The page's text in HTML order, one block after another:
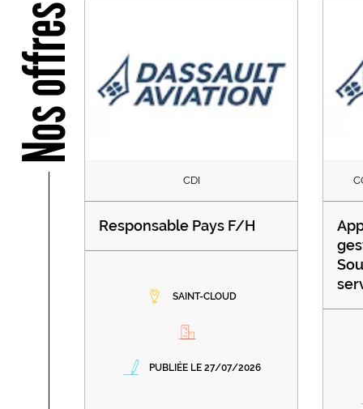
Nos offres
CDI
Responsable Pays F/H
SAINT-CLOUD
PUBLIÉE LE 27/07/2026